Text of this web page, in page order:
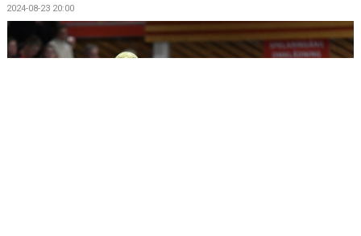
BILDGALLERI
DOKUMENT
2024-08-23 20:00